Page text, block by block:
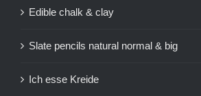
Edible chalk & clay
Slate pencils natural normal & big
Ich esse Kreide